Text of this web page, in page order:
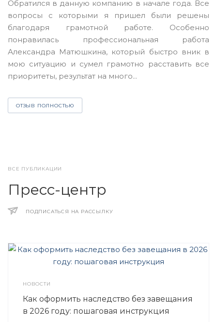
Обратился в данную компанию в начале года. Все
вопросы с которыми я пришел были решены
благодаря грамотной работе. Особенно
понравилась профессиональная работа
Александра Матюшкина, который быстро вник в
мою ситуацию и сумел грамотно расставить все
приоритеты, результат на много...
ОТЗЫВ ПОЛНОСТЬЮ
ВСЕ ПУБЛИКАЦИИ
Пресс-центр
ПОДПИСАТЬСЯ НА РАССЫЛКУ
НОВОСТИ
Как оформить наследство без завещания
в 2026 году: пошаговая инструкция